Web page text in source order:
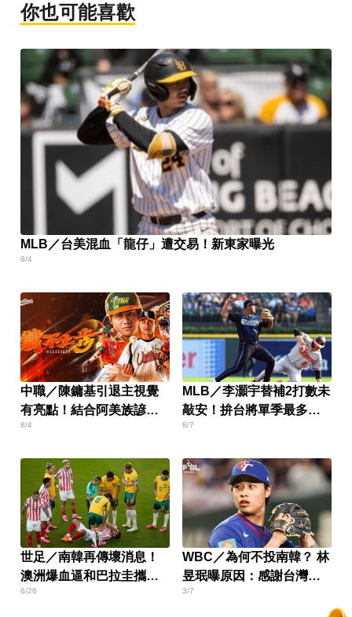
你也可能喜歡
MLB／台美混血「龍仔」遭交易！新東家曝光
8/4
中職／陳鏞基引退主視覺
有亮點！結合阿美族諺語
Malalikec
8/4
MLB／李灝宇替補2打數未
敲安！拚台將單季最多安
卡關
8/7
世足／南韓再傳壞消息！
澳洲爆血逼和巴拉圭攜手
闖32強
6/26
WBC／為何不投南韓？ 林
昱珉曝原因：感謝台灣球
迷…
3/7